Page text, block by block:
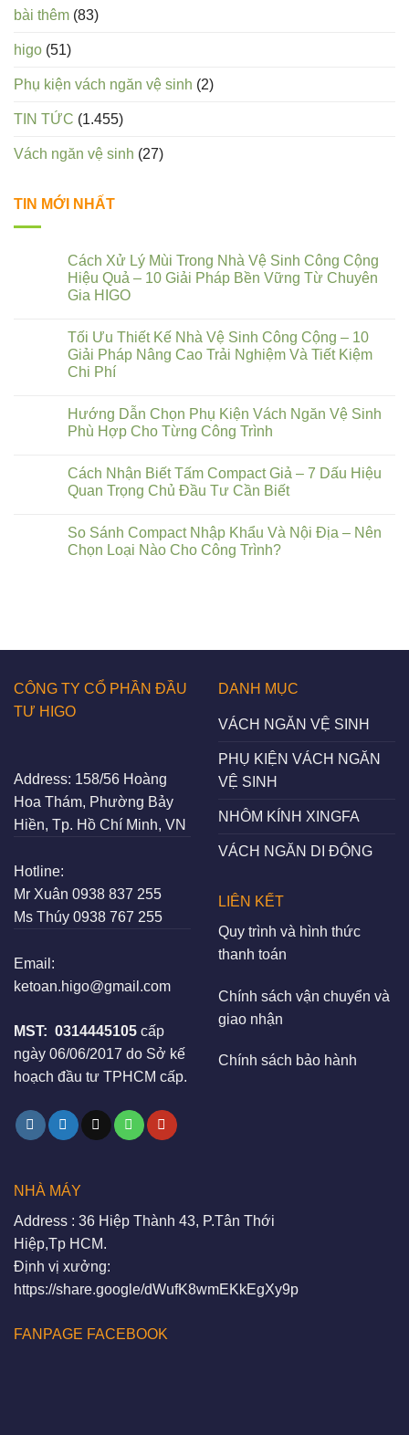
bài thêm (83)
higo (51)
Phụ kiện vách ngăn vệ sinh (2)
TIN TỨC (1.455)
Vách ngăn vệ sinh (27)
TIN MỚI NHẤT
Cách Xử Lý Mùi Trong Nhà Vệ Sinh Công Cộng
Hiệu Quả – 10 Giải Pháp Bền Vững Từ Chuyên
Gia HIGO
Tối Ưu Thiết Kế Nhà Vệ Sinh Công Cộng – 10
Giải Pháp Nâng Cao Trải Nghiệm Và Tiết Kiệm
Chi Phí
Hướng Dẫn Chọn Phụ Kiện Vách Ngăn Vệ Sinh
Phù Hợp Cho Từng Công Trình
Cách Nhận Biết Tấm Compact Giả – 7 Dấu Hiệu
Quan Trọng Chủ Đầu Tư Cần Biết
So Sánh Compact Nhập Khẩu Và Nội Địa – Nên
Chọn Loại Nào Cho Công Trình?
CÔNG TY CỔ PHẦN ĐẦU
TƯ HIGO
Address: 158/56 Hoàng
Hoa Thám, Phường Bảy
Hiền, Tp. Hồ Chí Minh, VN
Hotline:
Mr Xuân 0938 837 255
Ms Thúy 0938 767 255
Email:
ketoan.higo@gmail.com
MST: 0314445105 cấp
ngày 06/06/2017 do Sở kế
hoạch đầu tư TPHCM cấp.
DANH MỤC
VÁCH NGĂN VỆ SINH
PHỤ KIỆN VÁCH NGĂN
VỆ SINH
NHÔM KÍNH XINGFA
VÁCH NGĂN DI ĐỘNG
LIÊN KẾT
Quy trình và hình thức
thanh toán
Chính sách vận chuyển và
giao nhận
Chính sách bảo hành
NHÀ MÁY
Address : 36 Hiệp Thành 43, P.Tân Thới
Hiệp,Tp HCM.
Định vị xưởng:
https://share.google/dWufK8wmEKkEgXy9p
FANPAGE FACEBOOK